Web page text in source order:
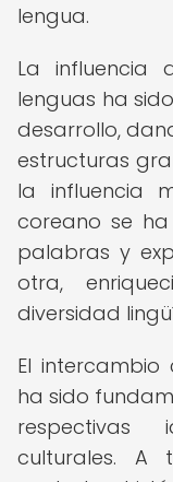
lengua.
La influencia
lenguas ha
desarrollo,
estructuras
la influencia
coreano se
palabras y
otra,
diversidad
El
ha sido
respectivas
culturales. A